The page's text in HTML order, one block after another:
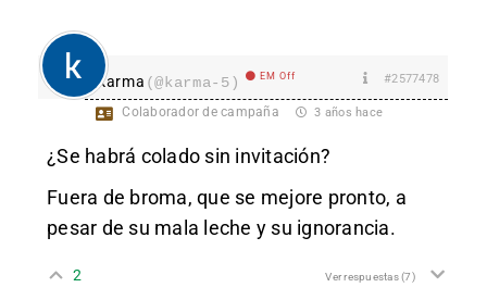
karma (@karma-5) EM Off #2577478
Colaborador de campaña 3 años hace
¿Se habrá colado sin invitación?
Fuera de broma, que se mejore pronto, a
pesar de su mala leche y su ignorancia.
2 Ver respuestas(7)